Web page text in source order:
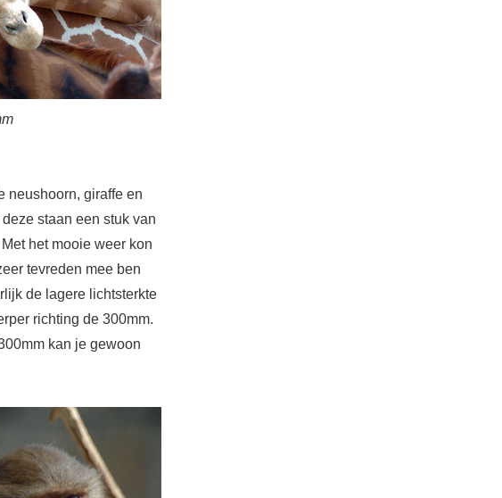
neushoorn, giraffe en
staan een stuk van
het mooie weer kon
tevreden mee ben
de lagere lichtsterkte
richting de 300mm.
kan je gewoon